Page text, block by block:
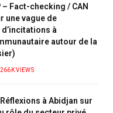
– Fact-checking / CAN
une vague de
à
autour de la
266KVIEWS
à Abidjan sur